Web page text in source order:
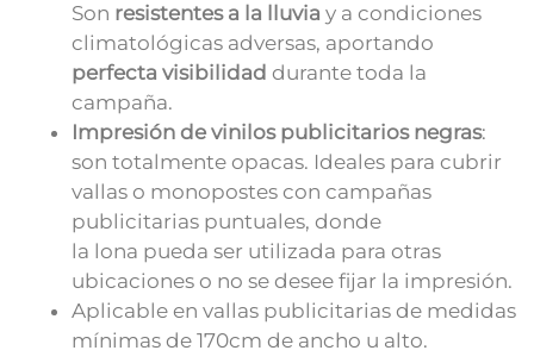
Son resistentes a la lluviay a condiciones
climatológicas adversas, aportando
perfecta visibilidad durante toda la
campaña.
Impresión de vinilos publicitarios negras:
son totalmente opacas. Ideales para cubrir
vallas o monopostes con campañas
publicitarias puntuales, donde
la lona pueda ser utilizada para otras
ubicaciones o no se desee fijar la impresión.
Aplicable en vallas publicitarias de medidas
mínimas de 170cm de ancho u alto.